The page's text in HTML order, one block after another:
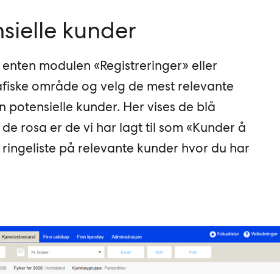
kunder
modulen «Registreringer» eller
område og velg de mest relevante
kunder. Her vises de blå
rosa er de vi har lagt til som «Kunder å
på relevante kunder hvor du har